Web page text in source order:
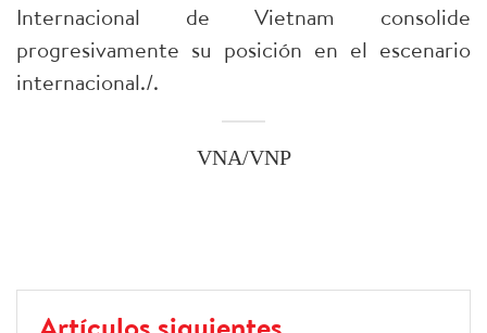
Internacional de Vietnam consolide
progresivamente su posición en el escenario
internacional./.
VNA/VNP